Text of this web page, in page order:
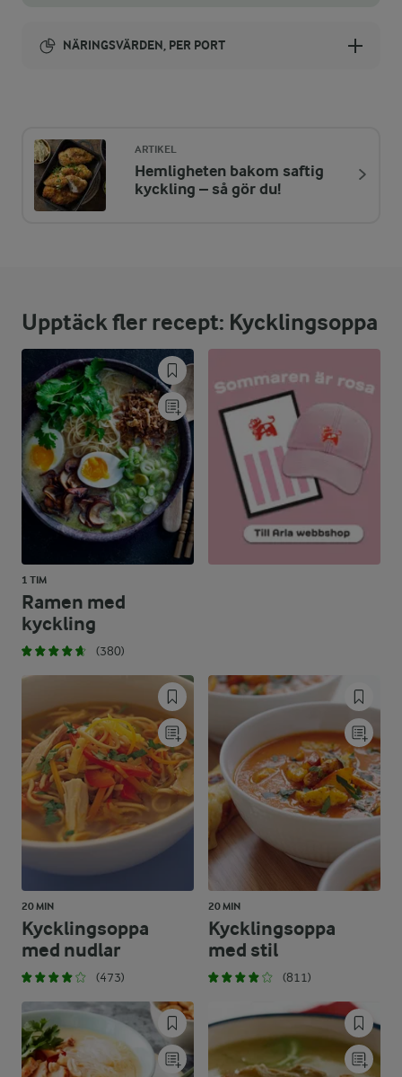
NÄRINGSVÄRDEN, PER PORT
ENERGIDISTRIBUTION %
NÄRINGSVÄRDEN PER PORT
Fett:
43,6 %
13,9 g
Kolhydrater:
29,6 %
20,5 g
ARTIKEL
Hemligheten bakom saftig
kyckling – så gör du!
Upptäck fler recept: Kycklingsoppa
1 TIM
Ramen med
kyckling
(380)
20 MIN
Kycklingsoppa
med nudlar
(473)
20 MIN
Kycklingsoppa
med stil
(811)